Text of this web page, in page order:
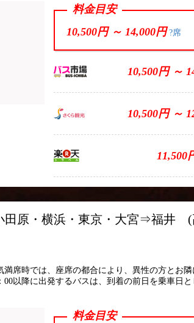
料金目安
10,500円 ～ 14,000円?席
10,500円 ～
10,500円 ～
11,500
原・横浜・東京・大宮⇒福井 (
席時では、座席の都合により、異性の方とお
以降に出発するバスは、到着の前日を乗車日
料金目安